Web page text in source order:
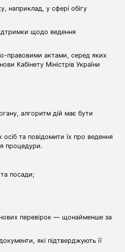
наприклад, у сфері обігу
щодо ведення
правовими актами, серед яких
Кабінету Міністрів України
алгоритм дій має бути
та повідомити їх про ведення
процедури.
посади;
перевірок — щонайменше за
які підтверджують її